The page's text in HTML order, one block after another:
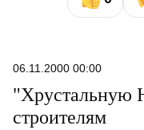
06.11.2000 00:00
"Хрустальную
строителям